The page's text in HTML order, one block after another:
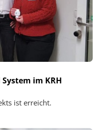
im KRH
ist erreicht.